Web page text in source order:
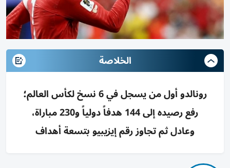
الخلاصة
رونالدو أول من يسجل في 6 نسخ لكأس العالم؛
رفع رصيده إلى 144 هدفاً دولياً و230 مباراة،
وعادل ثم تجاوز رقم إيزيبيو بتسعة أهداف